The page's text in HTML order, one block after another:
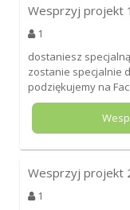
Wesprzyj projekt
1
dostaniesz
zostanie specjalnie
podziękujemy na
Wesprzyj projekt
1